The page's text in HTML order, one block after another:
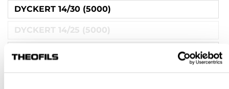
DYCKERT 14/30 (5000)
DYCKERT 14/25 (5000)